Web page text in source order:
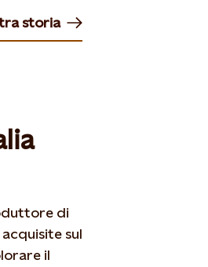
storia
tab or window
di
sul
il